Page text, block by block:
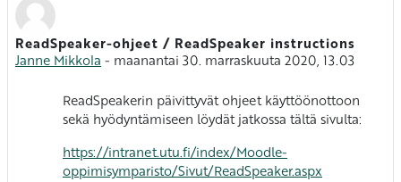
ReadSpeaker-ohjeet / ReadSpeaker instructions
Janne Mikkola - maanantai 30. marraskuuta 2020, 13.03
Vastausten määrä: 0
ReadSpeakerin päivittyvät ohjeet käyttöönottoon
sekä hyödyntämiseen löydät jatkossa tältä sivulta:
https://intranet.utu.fi/index/Moodle-
oppimisymparisto/Sivut/ReadSpeaker.aspx